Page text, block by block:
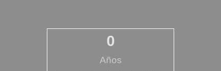
0
Años